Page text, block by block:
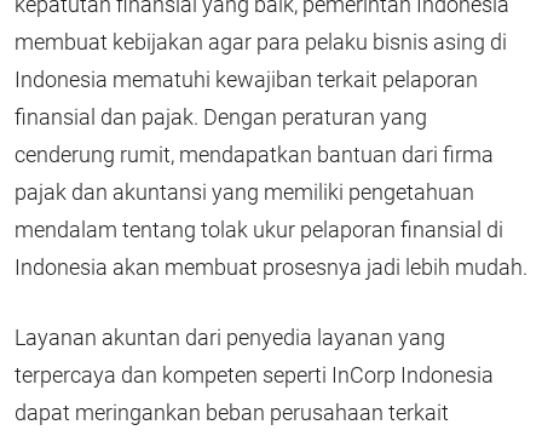
kepatutan finansial yang baik, pemerintah Indonesia
membuat kebijakan agar para pelaku bisnis asing di
Indonesia mematuhi kewajiban terkait pelaporan
finansial dan pajak. Dengan peraturan yang
cenderung rumit, mendapatkan bantuan dari firma
pajak dan akuntansi yang memiliki pengetahuan
mendalam tentang tolak ukur pelaporan finansial di
Indonesia akan membuat prosesnya jadi lebih mudah.
Layanan akuntan dari penyedia layanan yang
terpercaya dan kompeten seperti InCorp Indonesia
dapat meringankan beban perusahaan terkait